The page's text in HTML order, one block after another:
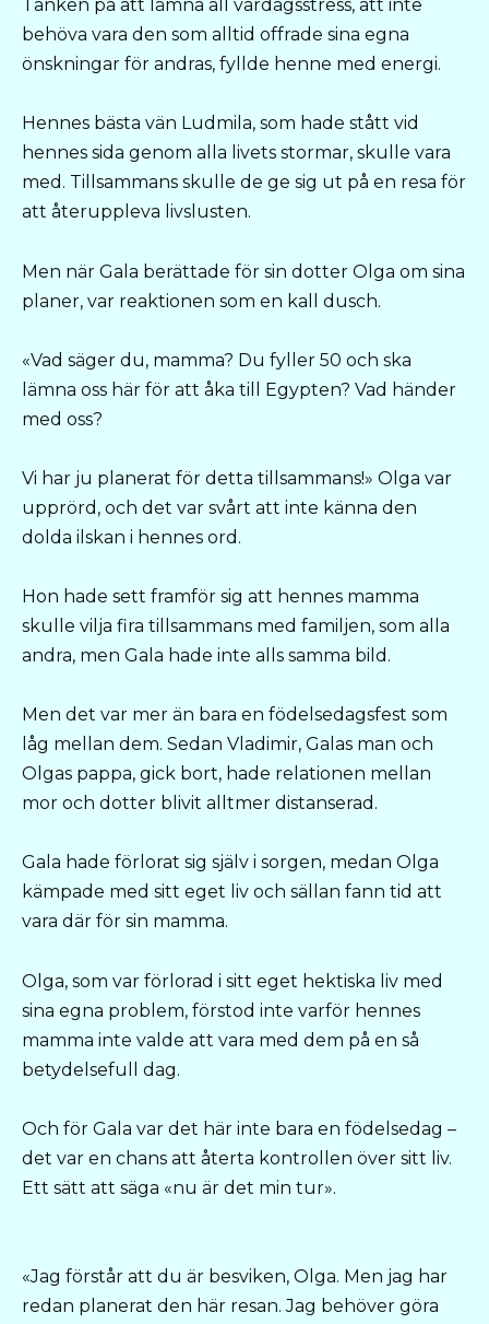
Tanken på att lämna all vardagsstress, att inte
behöva vara den som alltid offrade sina egna
önskningar för andras, fyllde henne med energi.
Hennes bästa vän Ludmila, som hade stått vid
hennes sida genom alla livets stormar, skulle vara
med. Tillsammans skulle de ge sig ut på en resa för
att återuppleva livslusten.
Men när Gala berättade för sin dotter Olga om sina
planer, var reaktionen som en kall dusch.
«Vad säger du, mamma? Du fyller 50 och ska
lämna oss här för att åka till Egypten? Vad händer
med oss?
Vi har ju planerat för detta tillsammans!» Olga var
upprörd, och det var svårt att inte känna den
dolda ilskan i hennes ord.
Hon hade sett framför sig att hennes mamma
skulle vilja fira tillsammans med familjen, som alla
andra, men Gala hade inte alls samma bild.
Men det var mer än bara en födelsedagsfest som
låg mellan dem. Sedan Vladimir, Galas man och
Olgas pappa, gick bort, hade relationen mellan
mor och dotter blivit alltmer distanserad.
Gala hade förlorat sig själv i sorgen, medan Olga
kämpade med sitt eget liv och sällan fann tid att
vara där för sin mamma.
Olga, som var förlorad i sitt eget hektiska liv med
sina egna problem, förstod inte varför hennes
mamma inte valde att vara med dem på en så
betydelsefull dag.
Och för Gala var det här inte bara en födelsedag –
det var en chans att återta kontrollen över sitt liv.
Ett sätt att säga «nu är det min tur».
«Jag förstår att du är besviken, Olga. Men jag har
redan planerat den här resan. Jag behöver göra